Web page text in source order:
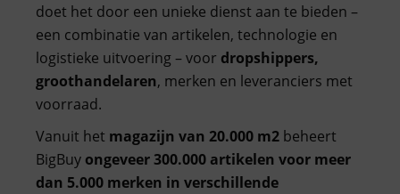
doet het door een unieke dienst aan te bieden –
een combinatie van artikelen, technologie en
logistieke uitvoering – voor dropshippers,
groothandelaren, merken en leveranciers met
voorraad.
Vanuit het magazijn van 20.000 m2 beheert
BigBuy ongeveer 300.000 artikelen voor meer
dan 5.000 merken in verschillende